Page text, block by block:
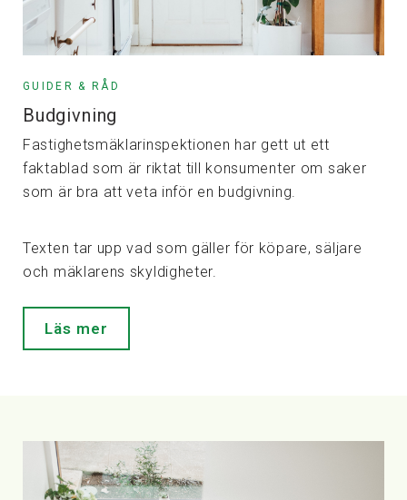
GUIDER & RÅD
Budgivning
Fastighetsmäklarinspektionen har gett ut ett
faktablad som är riktat till konsumenter om saker
som är bra att veta inför en budgivning.
Texten tar upp vad som gäller för köpare, säljare
och mäklarens skyldigheter.
Läs mer